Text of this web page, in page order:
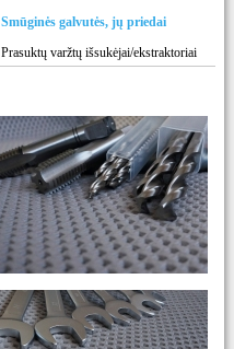
Smūginės galvutės, jų priedai
Prasuktų varžtų išsukėjai/ekstraktoriai